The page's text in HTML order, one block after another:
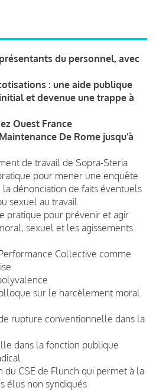
du personnel, avec
: une aide publique
et devenue une trappe à
Ouest France
De Rome jusqu’à
de travail de Sopra-Steria
pour mener une enquête
dénonciation de faits éventuels
sexuel au travail
pratique pour prévenir et agir
sexuel et les agissements
Collective comme
sur le harcèlement moral
rupture conventionnelle dans la
dans la fonction publique
du CSE de Flunch qui permet à la
élus non syndiqués